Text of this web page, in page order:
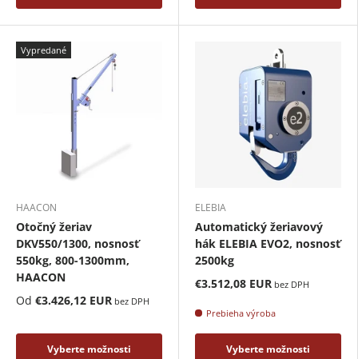
Vypredané
HAACON
Otočný žeriav
DKV550/1300, nosnosť
550kg, 800-1300mm,
HAACON
Od €3.426,12 EUR bez DPH
Vyberte možnosti
ELEBIA
Automatický žeriavový
hák ELEBIA EVO2, nosnosť
2500kg
€3.512,08 EUR bez DPH
Prebieha výroba
Vyberte možnosti